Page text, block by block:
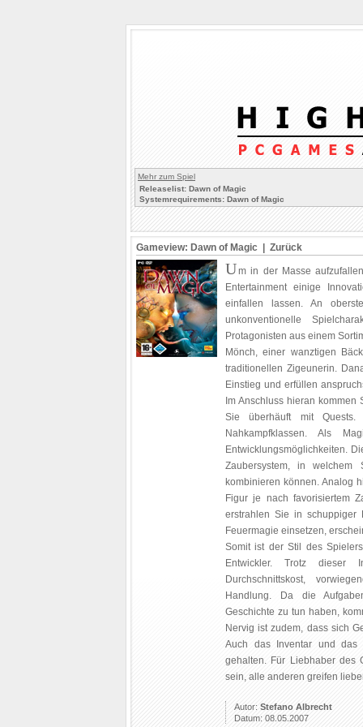
Gameview: Dawn of Magic | Zurück
Um in der Masse
Entertainment einige
einfallen lassen. An
unkonventionelle
Protagonisten aus einem
Mönch, einer wanztigen
traditionellen Zigeunerin.
Einstieg und erfüllen
Im Anschluss hieran
Sie überhäuft mit
Nahkampfklassen. Als
Entwicklungsmöglichkeiten.
Zaubersystem, in welchem
kombinieren können. Analog
Figur je nach favorisiertem
erstrahlen Sie in schuppiger
Feuermagie einsetzen,
Somit ist der Stil des
Entwickler. Trotz dieser
Durchschnittskost,
Handlung. Da die
Geschichte zu tun haben,
Nervig ist zudem, dass sich
Auch das Inventar und das
gehalten. Für Liebhaber des
sein, alle anderen greifen
Autor: Stefano Albrecht
Datum: 08.05.2007
Mehr zum Spiel
Releaselist: Dawn of Magic
Systemrequirements: Dawn of Magic